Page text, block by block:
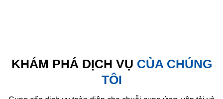
KHÁM PHÁ DỊCH VỤ CỦA CHÚNG
TÔI